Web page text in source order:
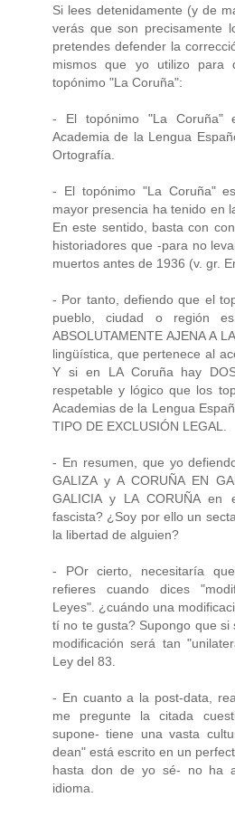
Si lees detenidamente (y de
verás que son precisamente
pretendes defender la
mismos que yo utilizo para
topónimo "La Coruña":
- El topónimo "La Coruña"
Academia de la Lengua
Ortografía.
- El topónimo "La Coruña"
mayor presencia ha tenido en
En este sentido, basta con
historiadores que -para no
muertos antes de 1936 (v. gr.
- Por tanto, defiendo que el
pueblo, ciudad o región
ABSOLUTAMENTE AJENA A
lingüística, que pertenece al
Y si en LA Coruña hay
respetable y lógico que los
Academias de la Lengua
TIPO DE EXCLUSIÓN LEGAL.
- En resumen, que yo
GALIZA y A CORUÑA EN
GALICIA y LA CORUÑA en
fascista? ¿Soy por ello un
la libertad de alguien?
- POr cierto, necesitaría
refieres cuando dices
Leyes". ¿cuándo una
tí no te gusta? Supongo que
modificación será tan
Ley del 83.
- En cuanto a la post-data,
me pregunte la citada
supone- tiene una vasta
dean" está escrito en un
hasta don de yo sé- no ha
idioma.